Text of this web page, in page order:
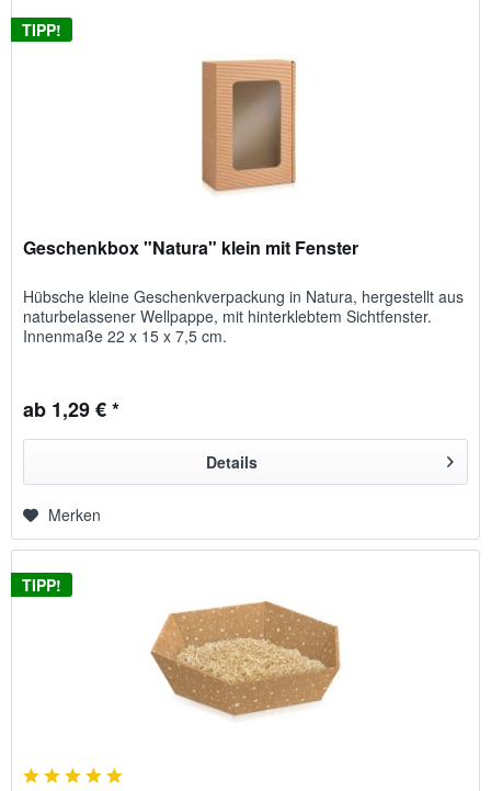
TIPP!
Geschenkbox "Natura" klein mit Fenster
Hübsche kleine Geschenkverpackung in Natura, hergestellt aus
naturbelassener Wellpappe, mit hinterklebtem Sichtfenster.
Innenmaße 22 x 15 x 7,5 cm.
ab 1,29 € *
Details
Merken
TIPP!